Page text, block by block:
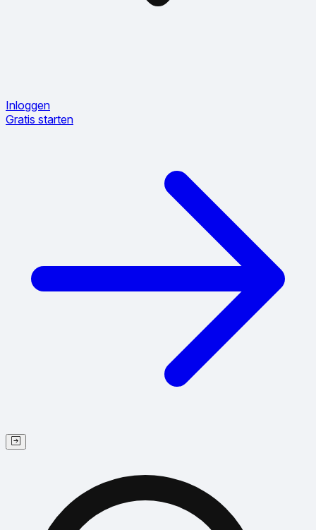
Inloggen
Gratis starten